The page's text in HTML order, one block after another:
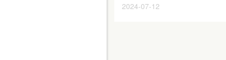
2024-07-12